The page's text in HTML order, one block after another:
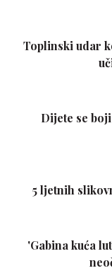
Toplinski udar
Dijete se
5 ljetnih
'Gabina kuća